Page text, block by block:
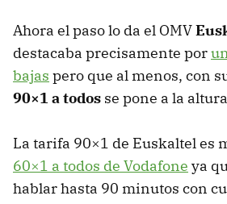
Ahora el paso lo da el OMV
destacaba precisamente por
bajas pero que al menos, con
90×1 a todos se pone a la
La tarifa 90×1 de Euskaltel es
60×1 a todos de Vodafone ya
hablar hasta 90 minutos con